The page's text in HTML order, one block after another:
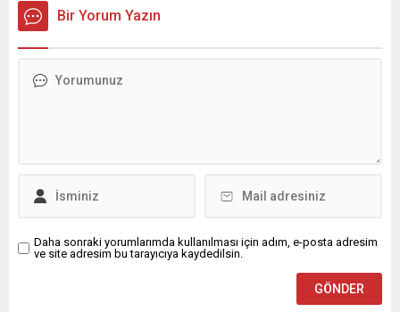
Bir Yorum Yazın
Daha sonraki yorumlarımda kullanılması için adım, e-posta adresim
ve site adresim bu tarayıcıya kaydedilsin.